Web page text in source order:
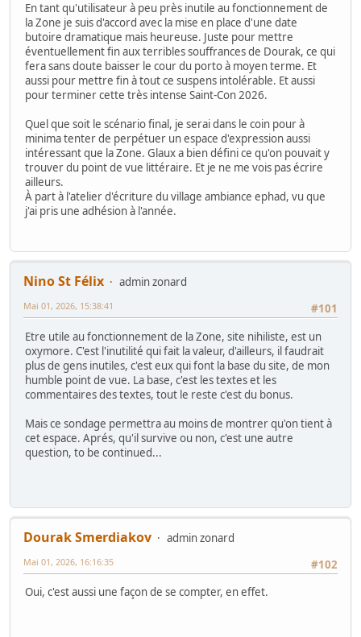
En tant qu'utilisateur à peu près inutile au fonctionnement de
la Zone je suis d'accord avec la mise en place d'une date
butoire dramatique mais heureuse. Juste pour mettre
éventuellement fin aux terribles souffrances de Dourak, ce qui
fera sans doute baisser le cour du porto à moyen terme. Et
aussi pour mettre fin à tout ce suspens intolérable. Et aussi
pour terminer cette très intense Saint-Con 2026.
Quel que soit le scénario final, je serai dans le coin pour à
minima tenter de perpétuer un espace d'expression aussi
intéressant que la Zone. Glaux a bien défini ce qu'on pouvait y
trouver du point de vue littéraire. Et je ne me vois pas écrire
ailleurs.
À part à l'atelier d'écriture du village ambiance ephad, vu que
j'ai pris une adhésion à l'année.
Nino St Félix
admin zonard
#101
Mai 01, 2026, 15:38:41
Etre utile au fonctionnement de la Zone, site nihiliste, est un
oxymore. C'est l'inutilité qui fait la valeur, d'ailleurs, il faudrait
plus de gens inutiles, c'est eux qui font la base du site, de mon
humble point de vue. La base, c'est les textes et les
commentaires des textes, tout le reste c'est du bonus.
Mais ce sondage permettra au moins de montrer qu'on tient à
cet espace. Aprés, qu'il survive ou non, c'est une autre
question, to be continued...
Dourak Smerdiakov
admin zonard
#102
Mai 01, 2026, 16:16:35
Oui, c'est aussi une façon de se compter, en effet.